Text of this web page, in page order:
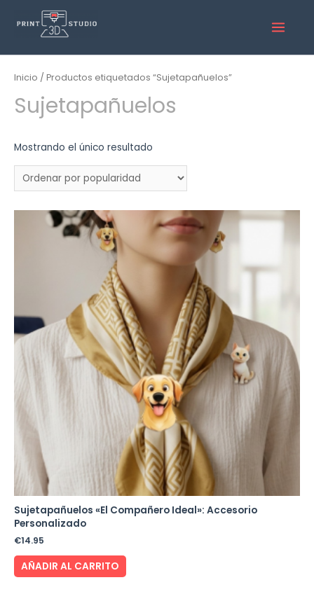
Inicio / Productos etiquetados “Sujetapañuelos”
Sujetapañuelos
Mostrando el único resultado
Sujetapañuelos «El Compañero Ideal»: Accesorio
Personalizado
€14.95
AÑADIR AL CARRITO